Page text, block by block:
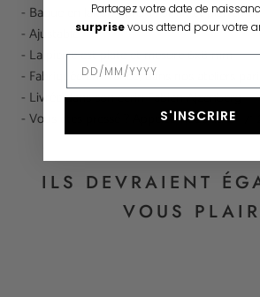
- Bague en laiton doré à l'or fin et pierre
- Ajustable
- La pierre est plate et mesure 6x8 mm
- Fabriquée en France, dans nos ateliers
- Livrée dans son écrin Fabien Ajzenberg
- Vous êtes pressé ? Appelez-nous au 01 71
ILS DEVRAIENT
VOUS
Partagez votre date de
surprisevous attend pour votre
S'INSCRIRE